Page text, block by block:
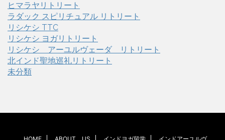
ヒマラヤリトリート
ラダック スピリチュアル リトリート
リシケシ TTC
リシケシ ヨガリトリート
リシケシ アーユルヴェーダ リトリート
北インド聖地巡礼リトリート
未分類